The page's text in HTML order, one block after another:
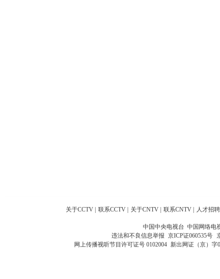
关于CCTV 联系CCTV 关于CNTV 联系CNTV 人才招聘
中国中央电视台 中国网络电
违法和不良信息举报 京ICP证060535号
网上传播视听节目许可证号 0102004 新出网证（京）